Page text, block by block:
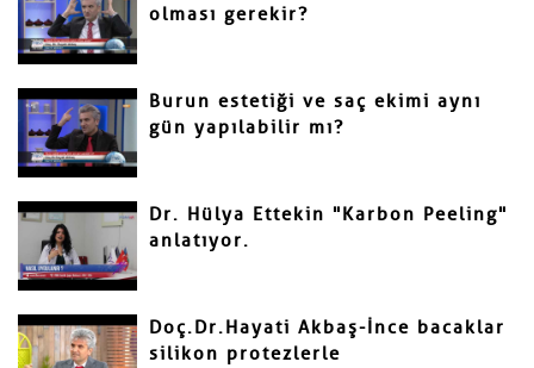
Mail
Yorumunuz
olması gerekir?
Burun estetiği ve saç ekimi aynı
gün yapılabilir mı?
Dr. Hülya Ettekin "Karbon Peeling"
anlatıyor.
Doç.Dr.Hayati Akbaş-İnce bacaklar
silikon protezlerle